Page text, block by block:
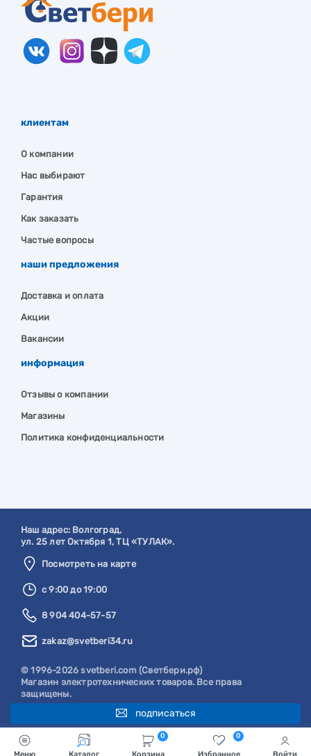
Меню Каталог Корзина
0
Избранное
0
Войти
подписаться
клиентам
О компании
Нас выбирают
Гарантия
Как заказать
Частые вопросы
наши предложения
Доставка и оплата
Акции
Вакансии
информация
Отзывы о компании
Магазины
Политика конфиденциальности
Наш адрес: Волгоград,
ул. 25 лет Октября 1, ТЦ «ТУЛАК».
Посмотреть на карте
с 9:00 до 19:00
8 904 404-57-57
zakaz@svetberi34.ru
© 1996-2026 svetberi.com (Светбери.рф)
Магазин электротехнических товаров. Все права
защищены.